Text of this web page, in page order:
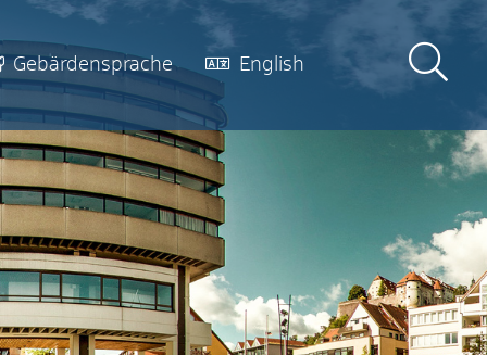
Gebärdensprache English